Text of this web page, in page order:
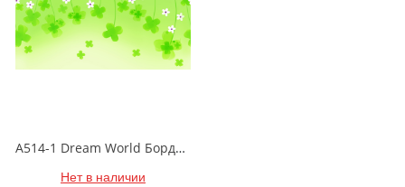
A514-1 Dream World Бордюр виниловый на бумажной основе 0,353*10
Нет в наличии